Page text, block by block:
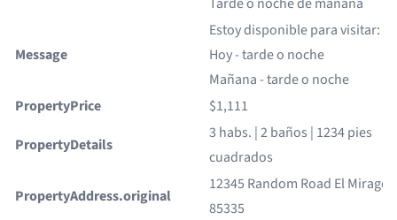
Message
Estoy disponible para visitar:
Hoy - tarde o noche
Mañana - tarde o noche
PropertyPrice
$1,111
PropertyDetails
3 habs. | 2 baños | 1234 pies
cuadrados
PropertyAddress.original
12345 Random Road El Mirage,
85335